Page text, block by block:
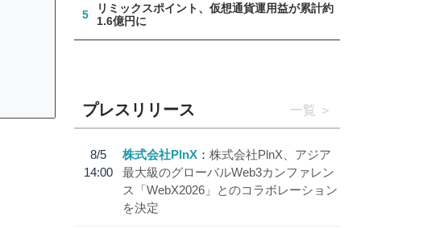
5
リミックスポイント、仮想通貨運用益が累計約
1.6億円に
プレスリリース 一覧
8/5
14:00
株式会社PlnX
株式会社PlnX、アジア
最大級のグローバルWeb3カンファレン
ス「WebX2026」とのコラボレーション
を決定